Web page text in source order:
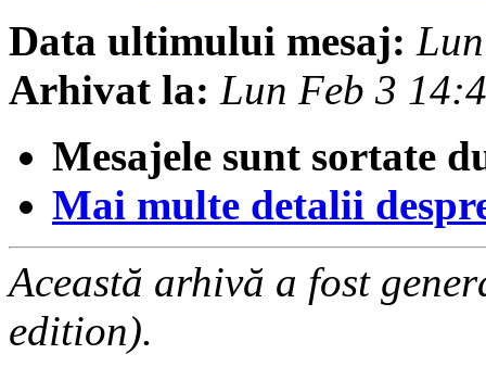
Data ultimului mesaj:
Arhivat la: Lun Feb 3
Mesajele sunt sortate
Mai multe detalii
Această arhivă a fost
edition).